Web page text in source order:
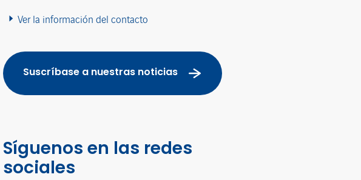
Ver la información del contacto
Suscríbase a nuestras noticias
Síguenos en las redes
sociales